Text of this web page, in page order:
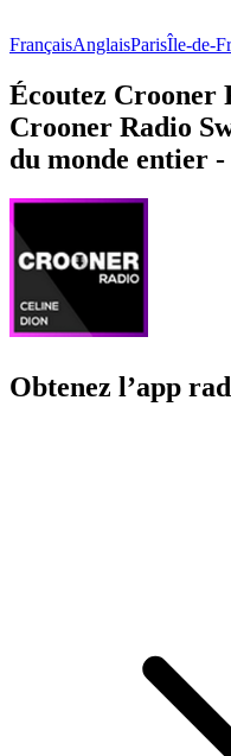
FrançaisAnglaisParisÎle-de-
Écoutez Crooner
Crooner Radio
du monde entier
Obtenez l’app